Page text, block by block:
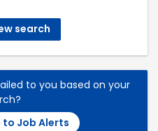
search
to you based on your
to Job Alerts